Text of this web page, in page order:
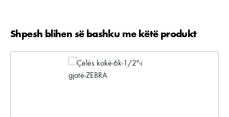
Kalo galerinë e produktit
Shpesh blihen së bashku me këtë produkt